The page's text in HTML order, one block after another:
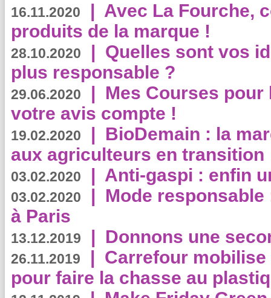
16.11.2020 | Avec La Fourche,
produits de la marque !
28.10.2020 | Quelles sont vos
plus responsable ?
29.06.2020 | Mes Courses pour
votre avis compte !
19.02.2020 | BioDemain : la
aux agriculteurs en transition
03.02.2020 | Anti-gaspi : enfin
03.02.2020 | Mode
à Paris
13.12.2019 | Donnons une
26.11.2019 | Carrefour
pour faire la chasse au